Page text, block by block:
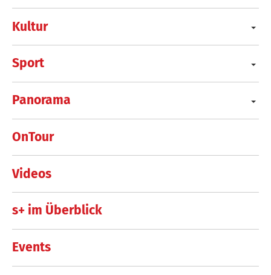
Kultur
Sport
Panorama
OnTour
Videos
s+ im Überblick
Events